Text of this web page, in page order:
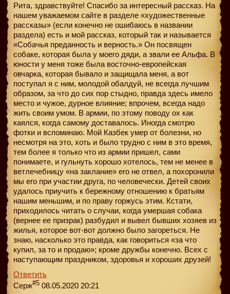
Рита, здравствуйте! Спасибо за интересный рассказ. На
нашем уважаемом сайте в разделе «художественные
рассказы» (если конечно не ошибаюсь в названии
раздела) есть и мой рассказ, который так и называется
«Собачья преданность и верность.» Он посвящен
собаке, которая была у моего дяди, а звали ее Альфа. В
юности у меня тоже была восточно-европейская
овчарка, которая бывало и защищала меня, а вот
поступал я с ним, молодой обалдуй, не всегда лучшим
образом, за что до сих пор стыдно, правда здесь имело
место и чужое, дурное влияние; впрочем, всегда надо
жить своим умом. В армии, по этому поводу ох как
каялся, когда самому доставалось. Иногда смотрю
фотки и вспоминаю. Мой Казбек умер от болезни, но
несмотря на это, хоть и было трудно с ним в это время,
тем более я только что из армии пришел, сами
понимаете, и гульнуть хорошо хотелось, тем не менее в
ветлечебницу «на заклание» его не отвел, а похоронили
мы его при участии друга, по человечески. Детей своих
удалось приучить к бережному отношению к братьям
нашим меньшим, и по праву горжусь этим. Кстати,
приходилось читать о случаи, когда умершая собака
(вернее ее призрак) разбудил и вывел бывших хозяев из
жилья, которое вот-вот должно было загореться. Не
знаю, насколько это правда, как говориться «за что
купил, за то и продаю»; кроме дружбы конечно. Всех с
наступающим праздником, здоровья и хороших друзей!
Ответить
Серж#5 08.05.2020 20:21